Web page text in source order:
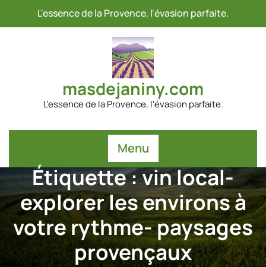
L'essence de la Provence, l'évasion parfaite.
masdejaniny.com
L'essence de la Provence, l'évasion parfaite.
Menu
Étiquette :vin local-
explorer les environs à
votre rythme- paysages
provençaux